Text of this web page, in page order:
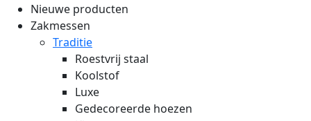
Nieuwe producten
Zakmessen
Traditie
Roestvrij staal
Koolstof
Luxe
Gedecoreerde hoezen